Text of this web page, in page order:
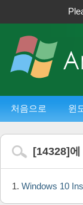
처음으로 윈
[14328]에
Windows 10